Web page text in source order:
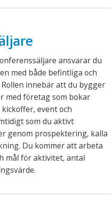
ansvarar du
med både befintliga och
innebär att du bygger
med företag som bokar
event och
som du aktivt
genom prospektering, kalla
Du kommer att arbeta
mål för aktivitet, antal